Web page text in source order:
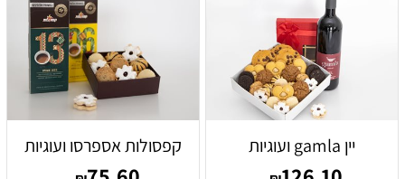
יין gamla ועוגיות קפסולות אספרסו ועוגיות